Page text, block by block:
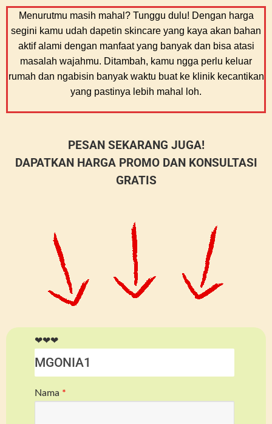
Menurutmu masih mahal? Tunggu dulu! Dengan harga
segini kamu udah dapetin skincare yang kaya akan bahan
aktif alami dengan manfaat yang banyak dan bisa atasi
masalah wajahmu. Ditambah, kamu ngga perlu keluar
rumah dan ngabisin banyak waktu buat ke klinik kecantikan
yang pastinya lebih mahal loh.
PESAN SEKARANG JUGA!
DAPATKAN HARGA PROMO DAN KONSULTASI
GRATIS
❤❤❤
Nama *